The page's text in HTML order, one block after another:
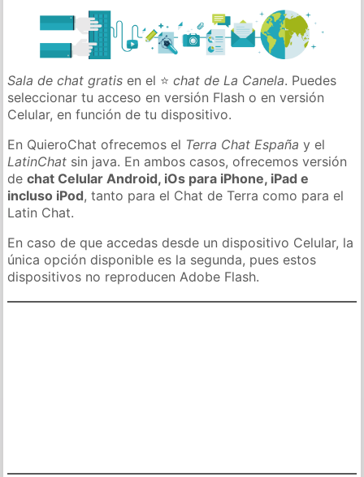
Sala de chat gratis en el ⭐chat de La Canela. Puedes
seleccionar tu acceso en versión Flash o en versión
Celular, en función de tu dispositivo.
En QuieroChat ofrecemos el Terra Chat España y el
LatinChat sin java. En ambos casos, ofrecemos versión
dechat Celular Android, iOs para iPhone, iPad e
incluso iPod, tanto para el Chat de Terra como para el
Latin Chat.
En caso de que accedas desde un dispositivo Celular, la
única opción disponible es la segunda, pues estos
dispositivos no reproducen Adobe Flash.